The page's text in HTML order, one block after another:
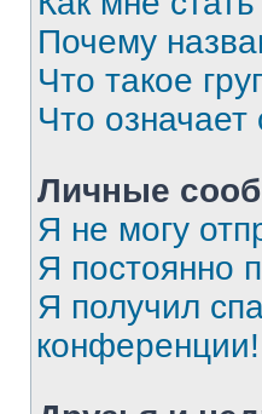
Почему
Что такое
Что
Личные
Я не могу
Я постоянно
Я получил
конференции!